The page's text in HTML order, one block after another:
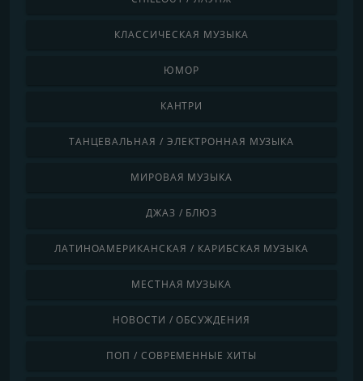
КЛАССИЧЕСКАЯ МУЗЫКА
ЮМОР
КАНТРИ
ТАНЦЕВАЛЬНАЯ / ЭЛЕКТРОННАЯ МУЗЫКА
МИРОВАЯ МУЗЫКА
ДЖАЗ / БЛЮЗ
ЛАТИНОАМЕРИКАНСКАЯ / КАРИБСКАЯ МУЗЫКА
МЕСТНАЯ МУЗЫКА
НОВОСТИ / ОБСУЖДЕНИЯ
ПОП / СОВРЕМЕННЫЕ ХИТЫ